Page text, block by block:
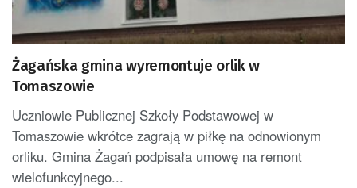
Żagańska gmina wyremontuje orlik w
Tomaszowie
Uczniowie Publicznej Szkoły Podstawowej w
Tomaszowie wkrótce zagrają w piłkę na odnowionym
orliku. Gmina Żagań podpisała umowę na remont
wielofunkcyjnego...